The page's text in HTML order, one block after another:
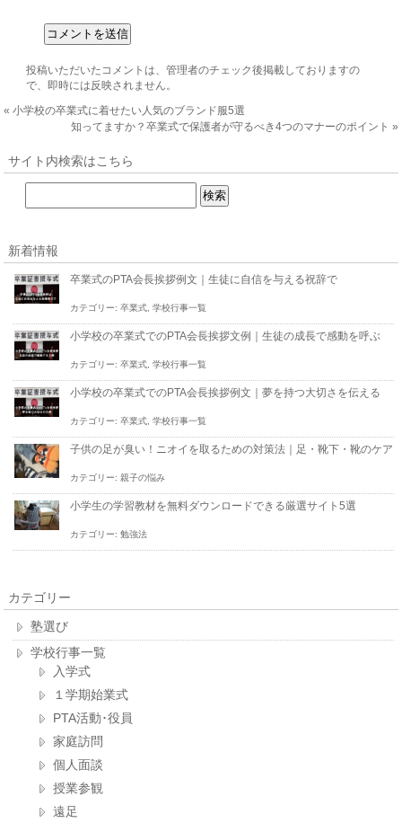
投稿いただいたコメントは、管理者のチェック後掲載しておりますの
で、即時には反映されません。
«小学校の卒業式に着せたい人気のブランド服5選
知ってますか？卒業式で保護者が守るべき4つのマナーのポイント »
サイト内検索はこちら
新着情報
卒業式のPTA会長挨拶例文｜生徒に自信を与える祝辞で
カテゴリー:卒業式 ,学校行事一覧
小学校の卒業式でのPTA会長挨拶文例｜生徒の成長で感動を呼ぶ
カテゴリー:卒業式 ,学校行事一覧
小学校の卒業式でのPTA会長挨拶例文｜夢を持つ大切さを伝える
カテゴリー:卒業式 ,学校行事一覧
子供の足が臭い！ニオイを取るための対策法｜足・靴下・靴のケア
カテゴリー:親子の悩み
小学生の学習教材を無料ダウンロードできる厳選サイト5選
カテゴリー:勉強法
カテゴリー
塾選び
学校行事一覧
入学式
１学期始業式
PTA活動･役員
家庭訪問
個人面談
授業参観
遠足